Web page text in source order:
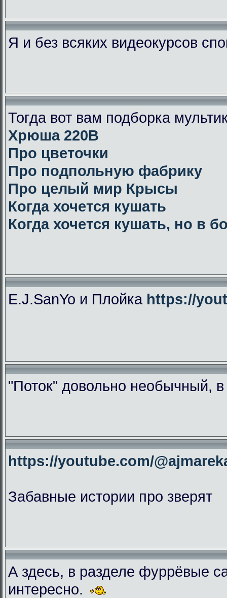
Я и без всяких видеокурсов
Тогда вот вам подборка
Хрюша 220В
Про цветочки
Про подпольную фабрику
Про целый мир Крысы
Когда хочется кушать
Когда хочется кушать, но в
E.J.SanYo и Плойка https://
"Поток" довольно необычный,
https://youtube.com/
Забавные истории про зверят
А здесь, в разделе фуррёвые
интересно.